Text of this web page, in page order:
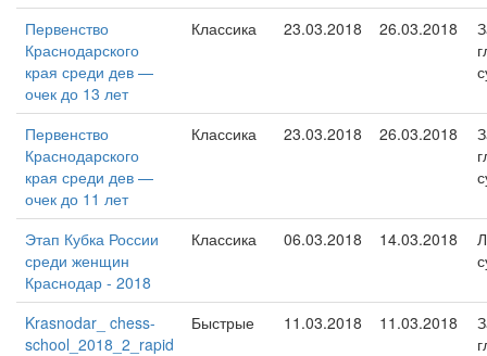
Первенство
Краснодарского
края среди дев —
очек до 13 лет
Классика 23.03.2018 26.03.2018
Первенство
Краснодарского
края среди дев —
очек до 11 лет
Классика 23.03.2018 26.03.2018
Этап Кубка России
среди женщин
Краснодар - 2018
Классика 06.03.2018 14.03.2018
Krasnodar_ chess-
school_2018_2_rapid
Быстрые 11.03.2018 11.03.2018